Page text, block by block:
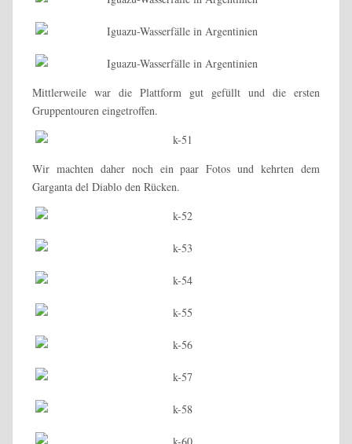
Mittlerweile war die Plattform gut gefüllt und die ersten
Gruppentouren eingetroffen.
Wir machten daher noch ein paar Fotos und kehrten dem
Garganta del Diablo den Rücken.